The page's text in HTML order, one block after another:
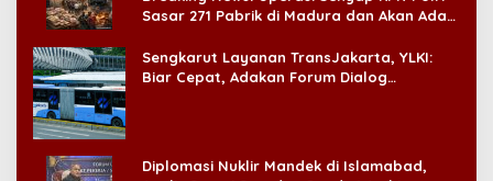
Sasar 271 Pabrik di Madura dan Akan Ada
Sengkarut Layanan TransJakarta, YLKI:
Biar Cepat, Adakan Forum Dialog
Diplomasi Nuklir Mandek di Islamabad,